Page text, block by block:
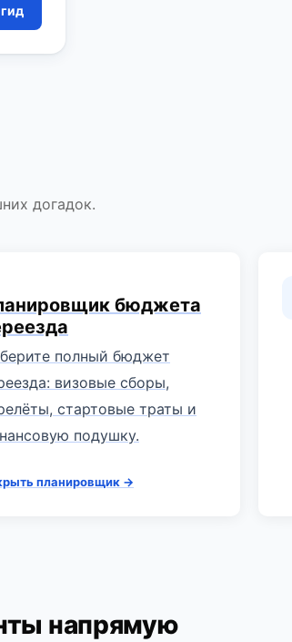
догадок.
бюджета
полный бюджет
визовые сборы,
стартовые траты и
подушку.
планировщик →
напрямую